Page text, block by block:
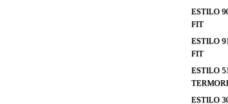
ESTILO
FIT
ESTILO
FIT
ESTILO
ESTILO